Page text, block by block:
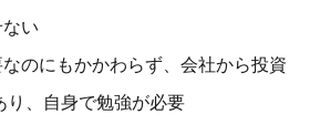
い
のにもかかわらず、会社から投資
、自身で勉強が必要